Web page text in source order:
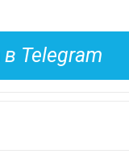
в Telegram